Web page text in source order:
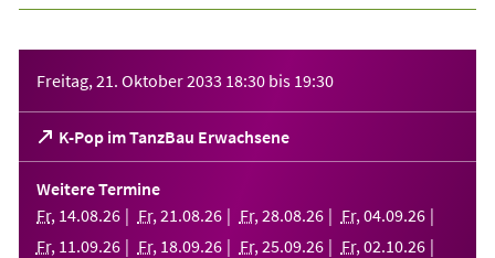
Freitag, 21. Oktober 2033 18:30 bis 19:30
K-Pop im TanzBau Erwachsene
(Öffnet
in
einem
neuen
Tab)
Weitere Termine
Fr, 14.08.26 Fr, 21 .08.26 Fr, 28.08.26 Fr, 04.09.26
Fr, 11 .09.26 Fr, 18.09.26 Fr, 25.09.26 Fr, 02.10.26